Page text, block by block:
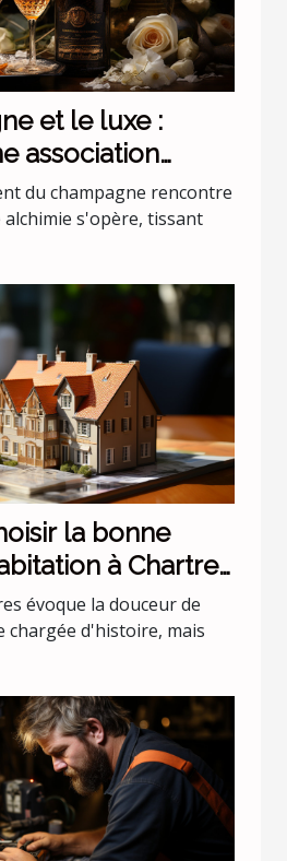
et le luxe :
association
du champagne rencontre
alchimie s'opère, tissant
la bonne
à Chartres
évoque la douceur de
chargée d'histoire, mais